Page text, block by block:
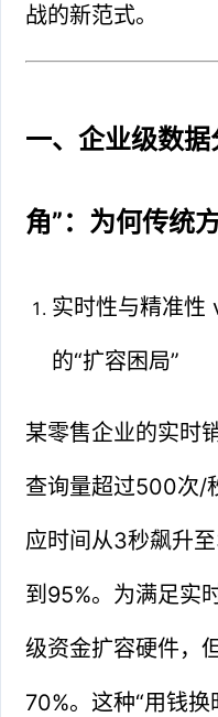
战的新范式。
一、企业级数
角”：为何传统
实时性与精准性
的“扩容困局”
某零售企业的实时
查询量超过500次/
应时间从3秒飙升
到95%。为满足实
级资金扩容硬件，
70%。这种“用钱